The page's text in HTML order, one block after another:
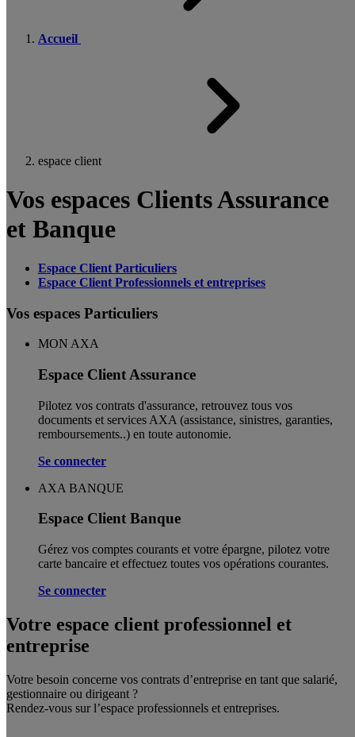
Accueil
espace client
Vos espaces Clients Assurance
et Banque
Espace Client Particuliers
Espace Client Professionnels et entreprises
Vos espaces Particuliers
MON AXA
Espace Client Assurance
Pilotez vos contrats d'assurance, retrouvez tous vos
documents et services AXA (assistance, sinistres, garanties,
remboursements..) en toute autonomie. ​
Se connecter
AXA BANQUE
Espace Client Banque
Gérez vos comptes courants et votre épargne, pilotez votre
carte bancaire et effectuez toutes vos opérations courantes.
Se connecter
Votre espace client professionnel et
entreprise
Votre besoin concerne vos contrats d’entreprise en tant que salarié,
gestionnaire ou dirigeant ?
Rendez-vous sur l’espace professionnels et entreprises.